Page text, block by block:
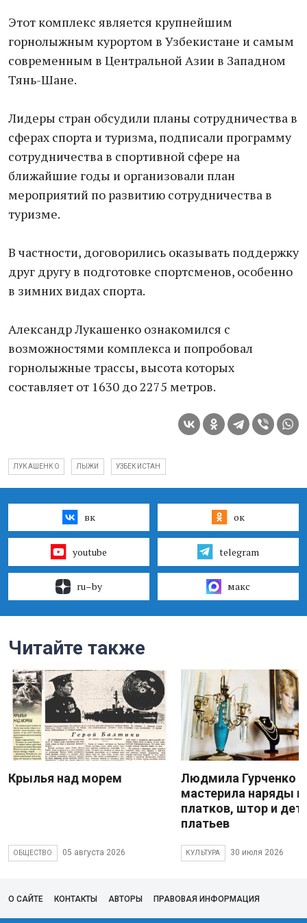
Этот комплекс является крупнейшим
горнолыжным курортом в Узбекистане и самым
современным в Центральной Азии в Западном
Тянь-Шане.
Лидеры стран обсудили планы сотрудничества в
сферах спорта и туризма, подписали программу
сотрудничества в спортивной сфере на
ближайшие годы и организовали план
мероприятий по развитию сотрудничества в
туризме.
В частности, договорились оказывать поддержку
друг другу в подготовке спортсменов, особенно
в зимних видах спорта.
Александр Лукашенко ознакомился с
возможностями комплекса и попробовал
горнолыжные трассы, высота которых
составляет от 1630 до 2275 метров.
ЛУКАШЕНКО ЛЫЖИ УЗБЕКИСТАН
вк ок
youtube telegram
ru–by макс
Читайте также
Крылья над морем
ОБЩЕСТВО 05 августа 2026
Людмила Гурченко
мастерила наряды
платков, штор и
платьев
КУЛЬТУРА 30 июля 2026
О САЙТЕ КОНТАКТЫ АВТОРЫ ПРАВОВАЯ ИНФОРМАЦИЯ